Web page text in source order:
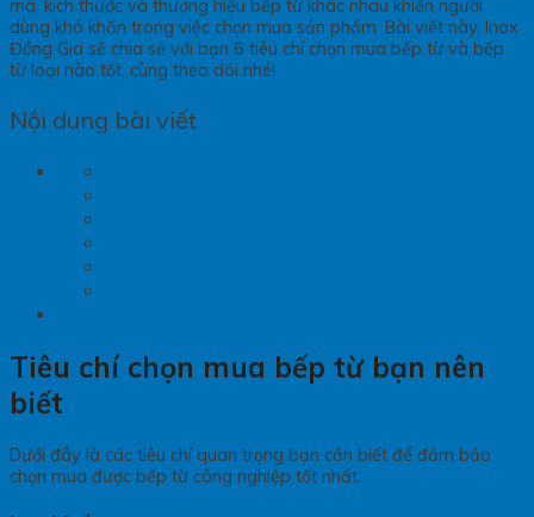
mã, kích thước và thương hiệu bếp từ khác nhau khiến người
dùng khó khăn trong việc chọn mua sản phẩm. Bài viết này, Inox
Đồng Gia sẽ chia sẻ với bạn 6 tiêu chí chọn mua bếp từ và bếp
từ loại nào tốt, cùng theo dõi nhé!
Nội dung bài viết
Tiêu chí chọn mua bếp từ bạn nên
biết
Dưới đây là các tiêu chí quan trọng bạn cần biết để đảm bảo
chọn mua được bếp từ công nghiệp tốt nhất.